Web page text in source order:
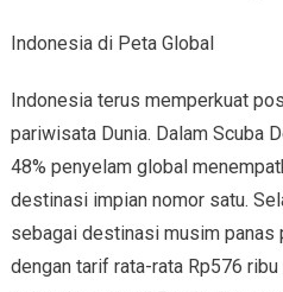
Indonesia di Peta Global
Indonesia terus memperkuat
pariwisata Dunia. Dalam Scuba
48% penyelam global
destinasi impian nomor satu.
sebagai destinasi musim panas
dengan tarif rata-rata Rp576